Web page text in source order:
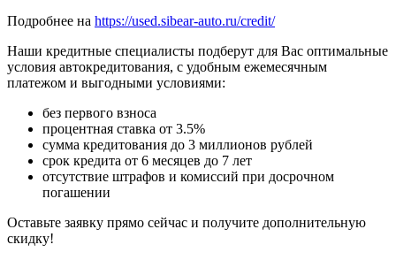
Подробнее на https://used.sibear-auto.ru/credit/
Наши кредитные специалисты подберут для Вас оптимальные
условия автокредитования, с удобным ежемесячным
платежом и выгодными условиями:
без первого взноса
процентная ставка от 3.5%
сумма кредитования до 3 миллионов рублей
срок кредита от 6 месяцев до 7 лет
отсутствие штрафов и комиссий при досрочном
погашении
Оставьте заявку прямо сейчас и получите дополнительную
скидку!